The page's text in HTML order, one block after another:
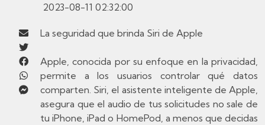
2023-08-11 02:32:00
La seguridad que brinda Siri de Apple
Apple, conocida por su enfoque en la privacidad,
permite a los usuarios controlar qué datos
comparten. Siri, el asistente inteligente de Apple,
asegura que el audio de tus solicitudes no sale de
tu iPhone, iPad o HomePod, a menos que decidas